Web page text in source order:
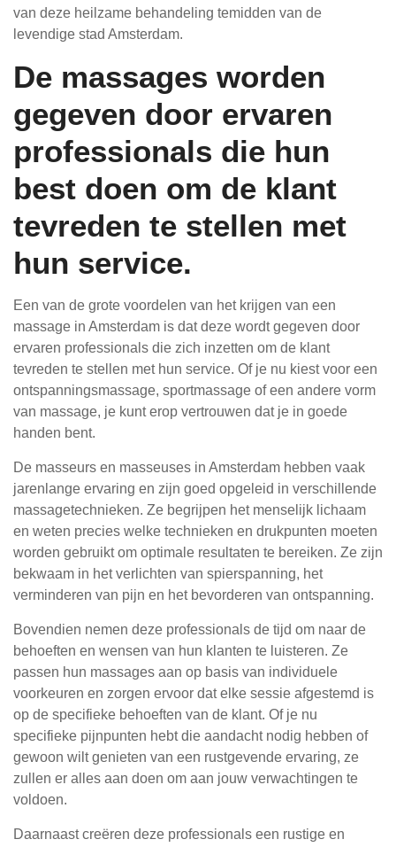
van deze heilzame behandeling temidden van de
levendige stad Amsterdam.
De massages worden
gegeven door ervaren
professionals die hun
best doen om de klant
tevreden te stellen met
hun service.
Een van de grote voordelen van het krijgen van een
massage in Amsterdam is dat deze wordt gegeven door
ervaren professionals die zich inzetten om de klant
tevreden te stellen met hun service. Of je nu kiest voor een
ontspanningsmassage, sportmassage of een andere vorm
van massage, je kunt erop vertrouwen dat je in goede
handen bent.
De masseurs en masseuses in Amsterdam hebben vaak
jarenlange ervaring en zijn goed opgeleid in verschillende
massagetechnieken. Ze begrijpen het menselijk lichaam
en weten precies welke technieken en drukpunten moeten
worden gebruikt om optimale resultaten te bereiken. Ze zijn
bekwaam in het verlichten van spierspanning, het
verminderen van pijn en het bevorderen van ontspanning.
Bovendien nemen deze professionals de tijd om naar de
behoeften en wensen van hun klanten te luisteren. Ze
passen hun massages aan op basis van individuele
voorkeuren en zorgen ervoor dat elke sessie afgestemd is
op de specifieke behoeften van de klant. Of je nu
specifieke pijnpunten hebt die aandacht nodig hebben of
gewoon wilt genieten van een rustgevende ervaring, ze
zullen er alles aan doen om aan jouw verwachtingen te
voldoen.
Daarnaast creëren deze professionals een rustige en